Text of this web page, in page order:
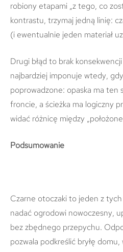
robiony etapami „z tego, co
kontrastu, trzymaj jedną linię:
(i ewentualnie jeden materiał
Drugi błąd to brak
najbardziej imponuje wtedy,
poprowadzone: opaska ma ten
froncie, a ścieżka ma logiczny
widać różnicę między
Podsumowanie
Czarne otoczaki to jeden z
nadać ogrodowi nowoczesny,
bez zbędnego przepychu.
pozwala podkreślić bryłę